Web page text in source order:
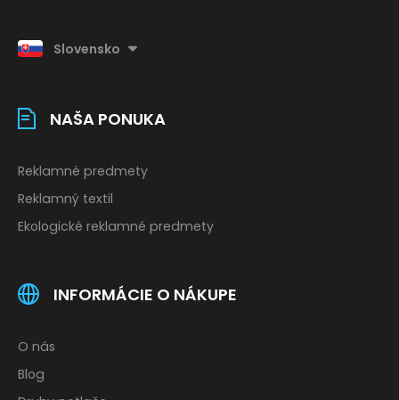
Slovensko
NAŠA PONUKA
Reklamné predmety
Reklamný textil
Ekologické reklamné predmety
INFORMÁCIE O NÁKUPE
O nás
Blog